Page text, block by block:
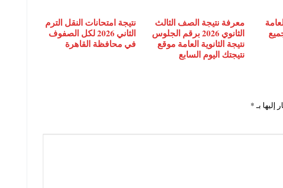
معرفة نتيجة الصف الثالث
الثانوي 2026 برقم الجلوس
نتيجة الثانوية العامة موقع
نتيجتك اليوم السابع
نتيجة امتحانات النقل الترم
الثاني 2026 لكل الصفوف
في محافظة القاهرة
إليها بـ *